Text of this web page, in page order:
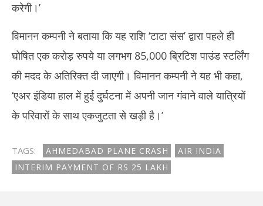
करेगी।’
विमानन कम्पनी ने बताया कि यह राशि ‘टाटा संस’ द्वारा पहले ही
घोषित एक करोड़ रुपये या लगभग 85,000 ब्रिटिश पाउंड स्टर्लिंग
की मदद के अतिरिक्त दी जाएगी। विमानन कम्पनी ने यह भी कहा,
‘एअर इंडिया हाल में हुई दुर्घटना में अपनी जान गंवाने वाले यात्रियों
के परिवारों के साथ एकजुटता से खड़ी है।’
TAGS: AHMEDABAD PLANE CRASH
AIR INDIA
INTERIM PAYMENT OF RS 25 LAKH